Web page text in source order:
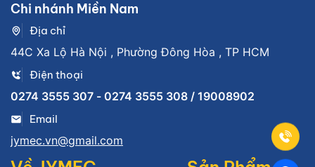
Chi nhánh Miền Nam
Địa chỉ
44C Xa Lộ Hà Nội , Phường Đông Hòa , TP HCM
Điện thoại
0274 3555 307 - 0274 3555 308 / 19008902
Email
jymec.vn@gmail.com